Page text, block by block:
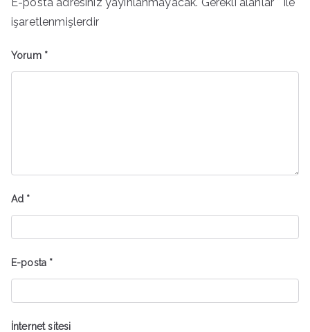
işaretlenmişlerdir
Yorum *
Ad *
E-posta *
İnternet sitesi